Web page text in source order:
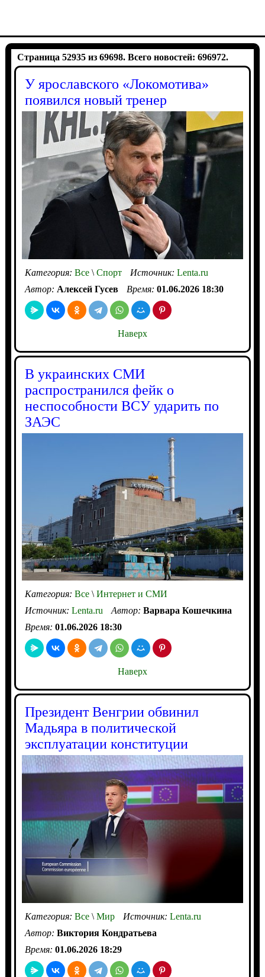
Страница 52935 из 69698. Всего новостей: 696972.
У ярославского «Локомотива»
появился новый тренер
Категория: Все\Спорт Источник: Lenta.ru
Автор: Алексей Гусев Время: 01.06.2026 18:30
Наверх
В украинских СМИ
распространился фейк о
неспособности ВСУ ударить по
ЗАЭС
Категория: Все\Интернет и СМИ
Источник: Lenta.ru Автор: Варвара Кошечкина
Время: 01.06.2026 18:30
Наверх
Президент Венгрии обвинил
Мадьяра в политической
эксплуатации конституции
Категория: Все\Мир Источник: Lenta.ru
Автор: Виктория Кондратьева
Время: 01.06.2026 18:29